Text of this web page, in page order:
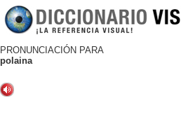
PRONUNCIACIÓN PARA
polaina